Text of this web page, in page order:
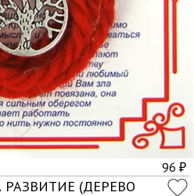
96 ₽
(ДЕРЕВО